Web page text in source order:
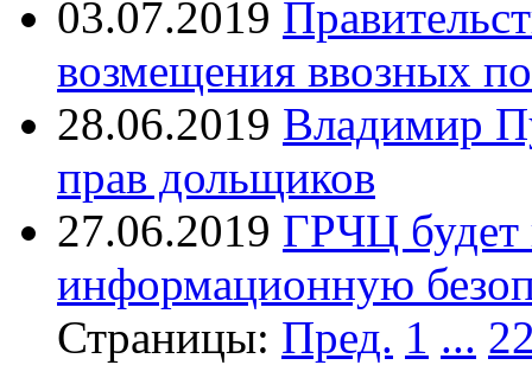
03.07.2019
возмещения ввозных
28.06.2019 Владимир
прав дольщиков
27.06.2019 ГРЧЦ будет
информационную
Страницы: Пред. 1 ...